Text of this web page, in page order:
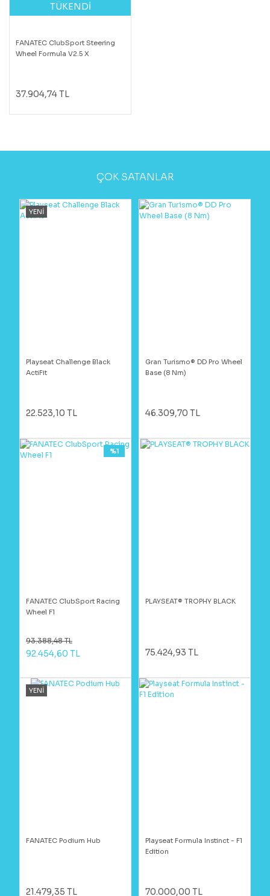
TÜKENDİ
FANATEC ClubSport Steering
Wheel Formula V2.5 X
37.904,74 TL
ÇOK SATANLAR
YENİ
Playseat Challenge Black
ActiFit
22.523,10 TL
Gran Turismo® DD Pro Wheel
Base (8 Nm)
46.309,70 TL
FANATEC ClubSport Racing
Wheel F1
%1
93.388,48 TL
92.454,60 TL
PLAYSEAT® TROPHY BLACK
75.424,93 TL
YENİ
FANATEC Podium Hub
21.479,35 TL
Playseat Formula Instinct - F1
Edition
70.000,00 TL